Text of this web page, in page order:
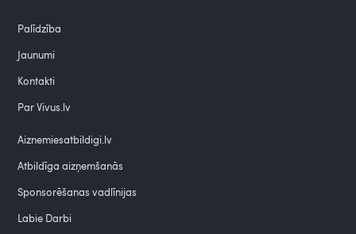
Palīdzība
Jaunumi
Kontakti
Par Vivus.lv
Aiznemiesatbildigi.lv
Atbildīga aizņemšanās
Sponsorēšanas vadlīnijas
Labie Darbi